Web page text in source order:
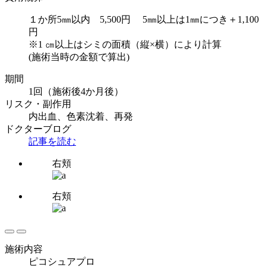
１か所5㎜以内 5,500円 5㎜以上は1㎜につき＋1,100
円
※1 ㎝以上はシミの面積（縦×横）により計算
(施術当時の金額で算出)
期間
1回（施術後4か月後）
リスク・副作用
内出血、色素沈着、再発
ドクターブログ
記事を読む
右頬
右頬
施術内容
ピコシュアプロ